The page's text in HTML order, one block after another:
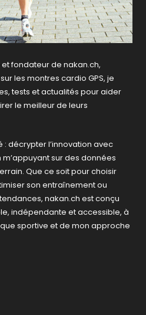
fondateur de nakan.ch,
les montres cardio GPS, je
tests et actualités pour aider
le meilleur de leurs
décrypter l’innovation avec
sur des données
Que ce soit pour choisir
son entraînement ou
nakan.ch est conçu
indépendante et accessible, à
sportive et de mon approche